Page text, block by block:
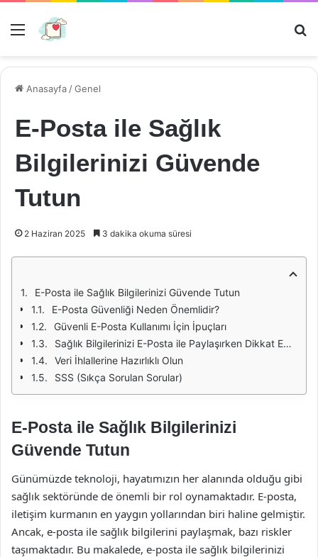
Menü
Anasayfa /Genel
E-Posta ile Sağlık
Bilgilerinizi Güvende
Tutun
2 Haziran 2025 3 dakika okuma süresi
E-Posta ile Sağlık Bilgilerinizi Güvende Tutun
E-Posta Güvenliği Neden Önemlidir?
Güvenli E-Posta Kullanımı İçin İpuçları
Sağlık Bilgilerinizi E-Posta ile Paylaşırken Dikkat Edilmesi Gerekenler
Veri İhlallerine Hazırlıklı Olun
SSS (Sıkça Sorulan Sorular)
E-Posta ile Sağlık Bilgilerinizi
Güvende Tutun
Günümüzde teknoloji, hayatımızın her alanında olduğu gibi
sağlık sektöründe de önemli bir rol oynamaktadır. E-posta,
iletişim kurmanın en yaygın yollarından biri haline gelmiştir.
Ancak, e-posta ile sağlık bilgilerini paylaşmak, bazı riskler
taşımaktadır. Bu makalede, e-posta ile sağlık bilgilerinizi